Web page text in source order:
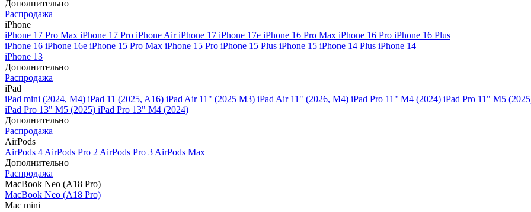
Дополнительно
Распродажа
iPhone
iPhone 17 Pro Max iPhone 17 Pro iPhone AiriPhone 17 iPhone 17e iPhone 16 Pro Max iPhone 16 Pro iPhone 16 Plus
iPhone 16 iPhone 16e iPhone 15 Pro Max iPhone 15 Pro iPhone 15 Plus iPhone 15 iPhone 14 Plus iPhone 14
iPhone 13
Дополнительно
Распродажа
iPad
iPad mini (2024, M4) iPad 11 (2025, A16) iPad Air 11" (2025 M3) iPad Air 11" (2026, M4) iPad Pro 11" M4 (2024) iPad Pro 11" M5
iPad Pro 13" M5 (2025) iPad Pro 13" M4 (2024)
Дополнительно
Распродажа
AirPods
AirPods 4 AirPods Pro 2 AirPods Pro 3 AirPods Max
Дополнительно
Распродажа
MacBook Neo (A18 Pro)
MacBook Neo (A18 Pro)
Mac mini